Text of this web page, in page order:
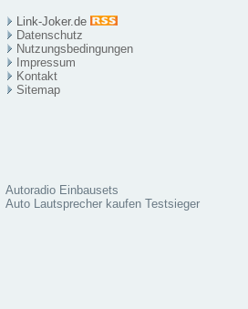
Link-Joker.de
Datenschutz
Nutzungsbedingungen
Impressum
Kontakt
Sitemap
Autoradio Einbausets
Auto Lautsprecher kaufen Testsieger